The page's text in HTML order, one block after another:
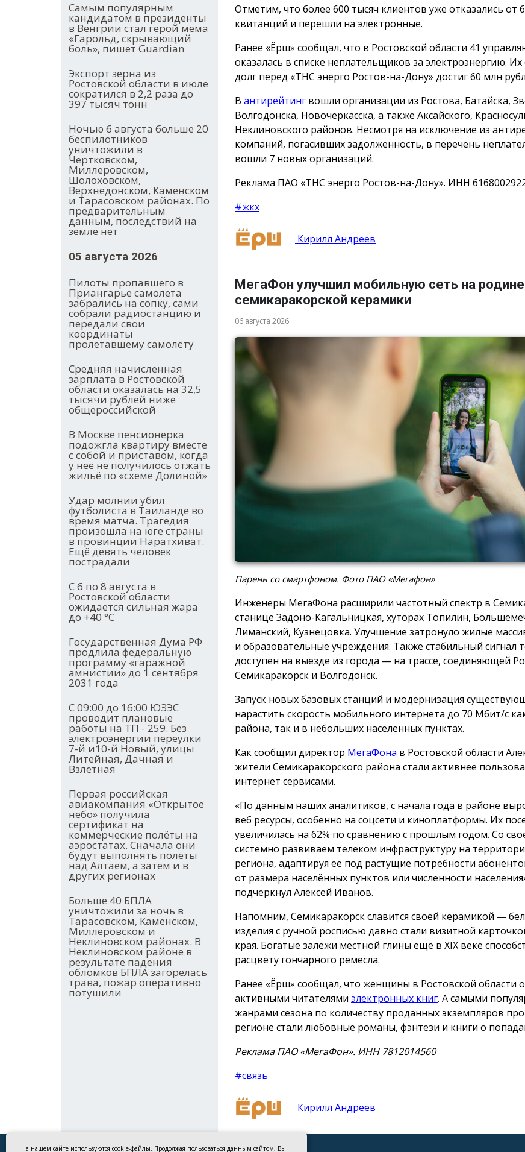
Самым популярным
кандидатом в президенты
в Венгрии стал герой мема
«Гарольд, скрывающий
боль», пишет Guardian
Экспорт зерна из
Ростовской области в июле
сократился в 2,2 раза до
397 тысяч тонн
Ночью 6 августа больше 20
беспилотников
уничтожили в
Чертковском,
Миллеровском,
Шолоховском,
Верхнедонском, Каменском
и Тарасовском районах. По
предварительным
данным, последствий на
земле нет
05 августа 2026
Пилоты пропавшего в
Приангарье самолета
забрались на сопку, сами
собрали радиостанцию и
передали свои
координаты
пролетавшему самолёту
Средняя начисленная
зарплата в Ростовской
области оказалась на 32,5
тысячи рублей ниже
общероссийской
В Москве пенсионерка
подожгла квартиру вместе
с собой и приставом, когда
у неё не получилось отжать
жильё по «схеме Долиной»
Удар молнии убил
футболиста в Таиланде во
время матча. Трагедия
произошла на юге страны
в провинции Наратхиват.
Ещё девять человек
пострадали
С 6 по 8 августа в
Ростовской области
ожидается сильная жара
до +40 °С
Государственная Дума РФ
продлила федеральную
программу «гаражной
амнистии» до 1 сентября
2031 года
С 09:00 до 16:00 ЮЗЭС
проводит плановые
работы на ТП - 259. Без
электроэнергии переулки
7-й и10-й Новый, улицы
Литейная, Дачная и
Взлётная
Первая российская
авиакомпания «Открытое
небо» получила
сертификат на
коммерческие полёты на
аэростатах. Сначала они
будут выполнять полёты
над Алтаем, а затем и в
других регионах
Больше 40 БПЛА
уничтожили за ночь в
Тарасовском, Каменском,
Миллеровском и
Неклиновском районах. В
Неклиновском районе в
результате падения
обломков БПЛА загорелась
трава, пожар оперативно
потушили
Отметим, что более 600 тысяч клиентов уже отказались от
квитанций и перешли на электронные.
Ранее «Ёрш» сообщал, что в Ростовской области 41
оказалась в списке неплательщиков за электроэнергию.
долг перед «ТНС энерго Ростов-на-Дону» достиг 60 млн
В антирейтинг вошли организации из Ростова, Батайска,
Волгодонска, Новочеркасска, а также Аксайского,
Неклиновского районов. Несмотря на исключение из
компаний, погасивших задолженность, в перечень
вошли 7 новых организаций.
Реклама ПАО «ТНС энерго Ростов-на-Дону». ИНН
#жкх
Кирилл Андреев
МегаФон улучшил мобильную сеть на родине
семикаракорской керамики
06 августа 2026
Парень со смартфоном. Фото ПАО «Мегафон»
Инженеры МегаФона расширили частотный спектр в
станице Задоно-Кагальницкая, хуторах Топилин,
Лиманский, Кузнецовка. Улучшение затронуло жилые
и образовательные учреждения. Также стабильный сигнал
доступен на выезде из города — на трассе, соединяющей
Семикаракорск и Волгодонск.
Запуск новых базовых станций и модернизация
нарастить скорость мобильного интернета до 70 Мбит/с
района, так и в небольших населённых пунктах.
Как сообщил директор МегаФона в Ростовской области
жители Семикаракорского района стали активнее
интернет сервисами.
«По данным наших аналитиков, с начала года в районе
веб ресурсы, особенно на соцсети и киноплатформы. Их
увеличилась на 62% по сравнению с прошлым годом. Со
системно развиваем телеком инфраструктуру на
региона, адаптируя её под растущие потребности
от размера населённых пунктов или численности
подчеркнул Алексей Иванов.
Напомним, Семикаракорск славится своей керамикой —
изделия с ручной росписью давно стали визитной
края. Богатые залежи местной глины ещё в XIX веке
расцвету гончарного ремесла.
Ранее «Ёрш» сообщал, что женщины в Ростовской области
активными читателями электронных книг. А самыми
жанрами сезона по количеству проданных экземпляров
регионе стали любовные романы, фэнтези и книги о
Реклама ПАО «МегаФон». ИНН 7812014560
#связь
Кирилл Андреев
На нашем сайте используются cookie-файлы. Продолжая пользоваться данным сайтом, Вы